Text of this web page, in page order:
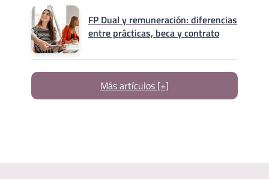
FP Dual y remuneración: diferencias
entre prácticas, beca y contrato
Más artículos [+]